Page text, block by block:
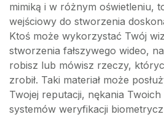
mimiką i w różnym oświetleniu,
wejściowy do stworzenia
Ktoś może wykorzystać Twój
stworzenia fałszywego wideo,
robisz lub mówisz rzeczy,
zrobił. Taki materiał może
Twojej reputacji, nękania
systemów weryfikacji